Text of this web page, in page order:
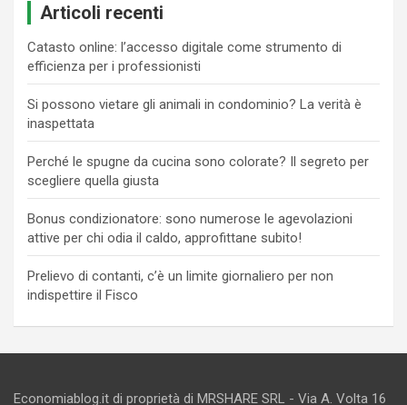
Articoli recenti
Catasto online: l’accesso digitale come strumento di
efficienza per i professionisti
Si possono vietare gli animali in condominio? La verità è
inaspettata
Perché le spugne da cucina sono colorate? Il segreto per
scegliere quella giusta
Bonus condizionatore: sono numerose le agevolazioni
attive per chi odia il caldo, approfittane subito!
Prelievo di contanti, c’è un limite giornaliero per non
indispettire il Fisco
Economiablog.it di proprietà di MRSHARE SRL - Via A. Volta 16